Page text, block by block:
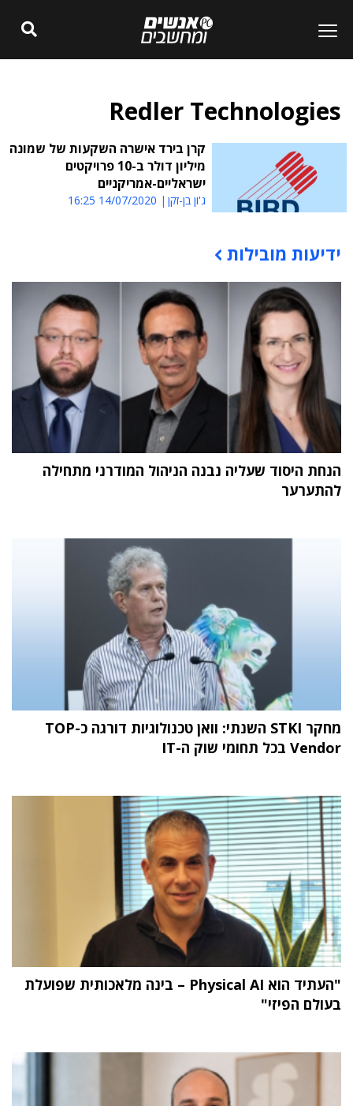
Redler Technologies
קרן בירד אישרה השקעות של שמונה
מיליון דולר ב-10 פרויקטים
ישראליים-אמריקניים
ג'ון בן-זקן 14/07/2020 16:25
תוכן פרסומי
ידיעות מובילות
הנחת היסוד שעליה נבנה הניהול המודרני מתחילה
להתערער
מחקר STKI השנתי: וואן טכנולוגיות דורגה כ-TOP
Vendor בכל תחומי שוק ה-IT
"העתיד הוא Physical AI – בינה מלאכותית שפועלת
בעולם הפיזי"